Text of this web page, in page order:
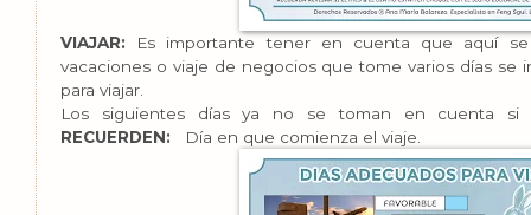
VIAJAR:
Es importante tener en cuenta que aquí
vacaciones o viaje de negocios que tome varios días se
para viajar.
Los siguientes días ya no se toman en cuenta si
RECUERDEN: Día en que comienza el viaje.